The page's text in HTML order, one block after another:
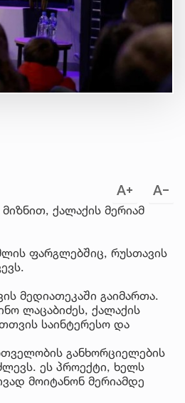
ქალაქის მერიამ
ფარგლებშიც, რუსთავის
მედიათეკაში გაიმართა.
ლაცაბიძეს, ქალაქის
საინტერესო და
განხორციელების
ეს პროექტი, ხელს
მოიტანონ მერიამდე